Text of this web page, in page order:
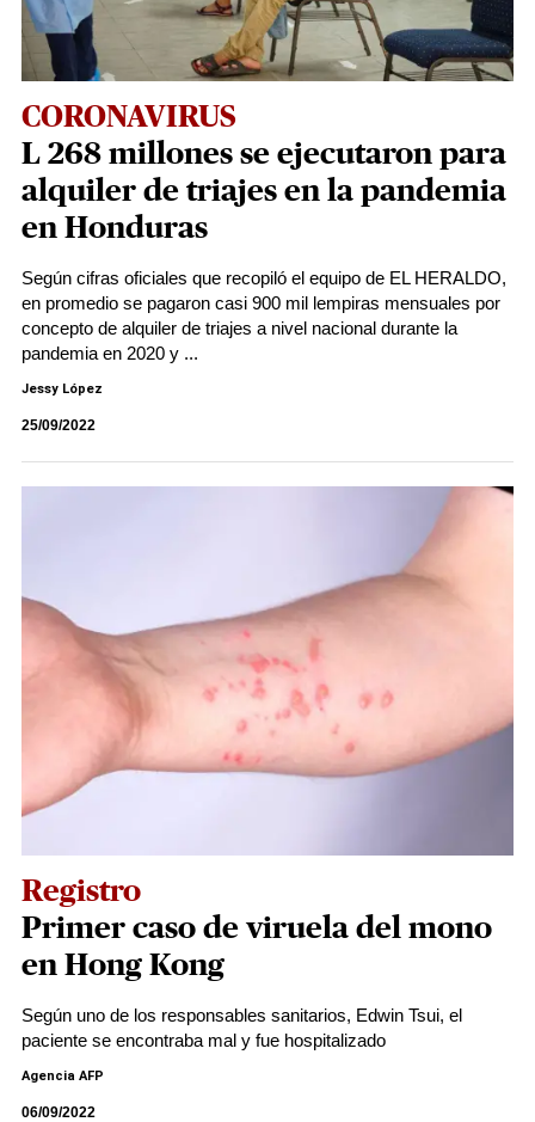
CORONAVIRUS
L 268 millones se ejecutaron para
alquiler de triajes en la pandemia
en Honduras
Según cifras oficiales que recopiló el equipo de EL HERALDO,
en promedio se pagaron casi 900 mil lempiras mensuales por
concepto de alquiler de triajes a nivel nacional durante la
pandemia en 2020 y ...
Jessy López
25/09/2022
Registro
Primer caso de viruela del mono
en Hong Kong
Según uno de los responsables sanitarios, Edwin Tsui, el
paciente se encontraba mal y fue hospitalizado
Agencia AFP
06/09/2022